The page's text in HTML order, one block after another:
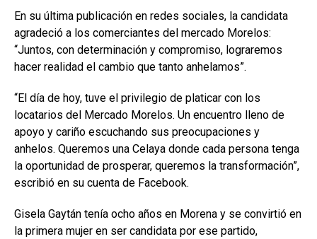
En su última publicación en redes sociales, la candidata
agradeció a los comerciantes del mercado Morelos:
“Juntos, con determinación y compromiso, lograremos
hacer realidad el cambio que tanto anhelamos”.
“El día de hoy, tuve el privilegio de platicar con los
locatarios del Mercado Morelos. Un encuentro lleno de
apoyo y cariño escuchando sus preocupaciones y
anhelos. Queremos una Celaya donde cada persona tenga
la oportunidad de prosperar, queremos la transformación”,
escribió en su cuenta de Facebook.
Gisela Gaytán tenía ocho años en Morena y se convirtió en
la primera mujer en ser candidata por ese partido,